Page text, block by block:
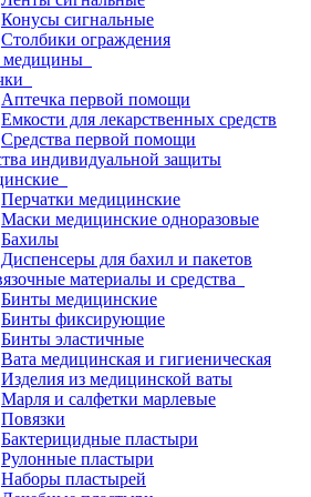
Конусы сигнальные
Столбики ограждения
медицины
Аптечка первой помощи
Емкости для лекарственных средств
Средства первой помощи
индивидуальной защиты
Перчатки медицинские
Маски медицинские одноразовые
Бахилы
Диспенсеры для бахил и пакетов
материалы и средства
Бинты медицинские
Бинты фиксирующие
Бинты эластичные
Вата медицинская и гигиеническая
Изделия из медицинской ваты
Марля и салфетки марлевые
Повязки
Бактерицидные пластыри
Рулонные пластыри
Наборы пластырей